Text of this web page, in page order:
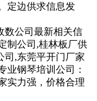
定边供求信息发
数公司最新相关信
制公司,桂林板厂供
司,东莞平开门厂家
业钢琴培训公司：
实力强，价格合理